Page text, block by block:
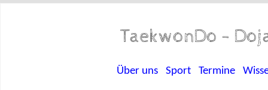
TaekwonDo -
Über uns Sport Termine